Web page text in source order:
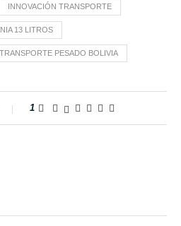
INNOVACIÓN TRANSPORTE
13 LITROS
TRANSPORTE PESADO BOLIVIA
1